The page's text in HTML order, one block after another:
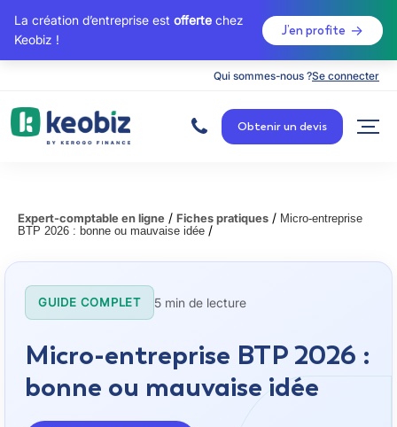
La création d’entreprise est offerte chez
Keobiz !
J’en profite
Qui sommes-nous ?Se connecter
c
c
u
Obtenir un devis
Expert-comptable en ligne / Fiches pratiques / Micro-entreprise
BTP 2026 : bonne ou mauvaise idée /
GUIDE COMPLET 5 min de lecture
Micro-entreprise BTP 2026 :
bonne ou mauvaise idée